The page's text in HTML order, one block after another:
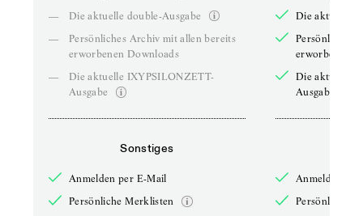
—
Die aktuelle double-Ausgabe
—
Persönliches Archiv mit allen bereits
erworbenen Downloads
—
Die aktuelle IXYPSILONZETT-
Ausgabe
Sonstiges
Anmelden per E-Mail
Persönliche Merklisten
Die aktuelle
Persönliches
erworbenen
Die aktuelle
Ausgabe
Anmelden
Persönliche